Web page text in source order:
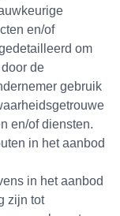
en/of
om
de
gebruik
en/of diensten.
in het aanbod
in het aanbod
zijn tot